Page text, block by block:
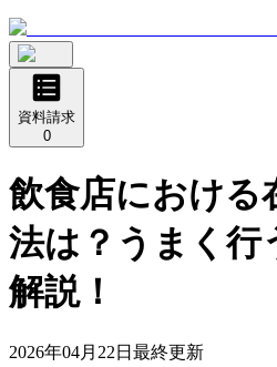
資料請求
0
飲食店における
法は？うまく行
解説！
2026年04月22日 最終更新